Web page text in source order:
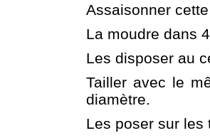
Assaisonner
La moudre dans
Les disposer au
Tailler avec le
diamètre.
Les poser sur les